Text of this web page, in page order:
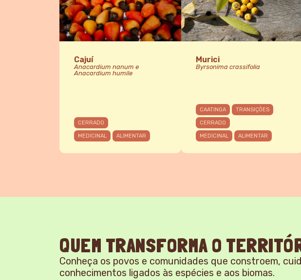
Cajuí
Anacardium nanum e
Anacardium humile
CERRADO
MEDICINAL ALIMENTAR
Murici
Byrsonima crassifolia
CAATINGA TRANSIÇÕES
CERRADO
MEDICINAL ALIMENTAR
QUEM TRANSFORMA O
Conheça os povos e comunidades que constroem,
conhecimentos ligados às espécies e aos biomas.